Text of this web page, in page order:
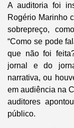
A auditoria foi
Rogério Marinho
sobrepreço,
“Como se pode
que não foi
jornal e do
narrativa, ou
em audiência na
auditores
público.